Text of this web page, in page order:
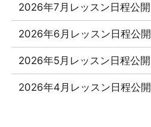
2026年7月レッスン日程公開
2026年6月レッスン日程公開
2026年5月レッスン日程公開
2026年4月レッスン日程公開